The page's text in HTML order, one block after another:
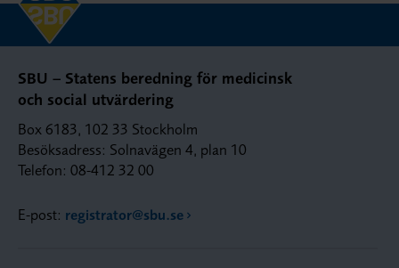
SBU – Statens beredning för medicinsk
och social utvärdering
Box 6183, 102 33 Stockholm
Besöksadress: Solnavägen 4, plan 10
Telefon: 08-412 32 00
E-post: registrator@sbu.se